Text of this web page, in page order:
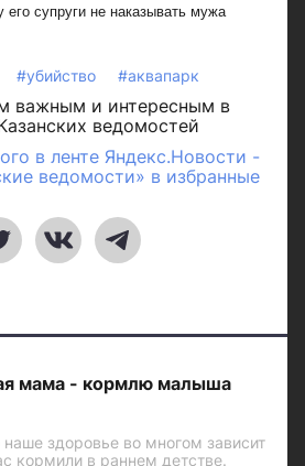
его супруги не наказывать мужа
#убийство #аквапарк
важным и интересным в
ведомостей
в ленте Яндекс.Новости -
ведомости» в избранные
мама - кормлю малыша
наше здоровье во многом зависит
кормили в раннем детстве.